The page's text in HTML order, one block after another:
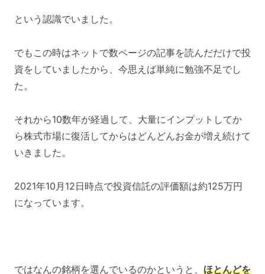
という認識でいました。
でもこの時はネットで数ページの記事を読んだだけで投
資をしていましたから、今思えば単純に勉強不足でし
た。
それから10数年が経過して、大量にインプットしてか
ら株式市場に復活してからはどんどんお金が増え続けて
いきました。
2021年10月12日時点で投資信託の評価額は約125万円
になっています。
ではなんの銘柄を選んでいるのかというと、 ほとんどを